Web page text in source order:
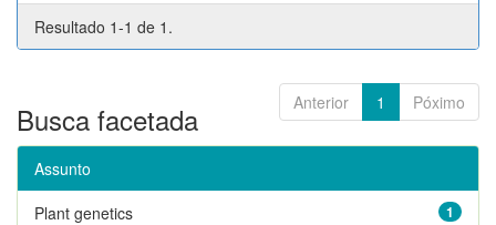
Resultado 1-1 de 1.
Anterior 1 Póximo
Busca facetada
Assunto
1
Plant genetics